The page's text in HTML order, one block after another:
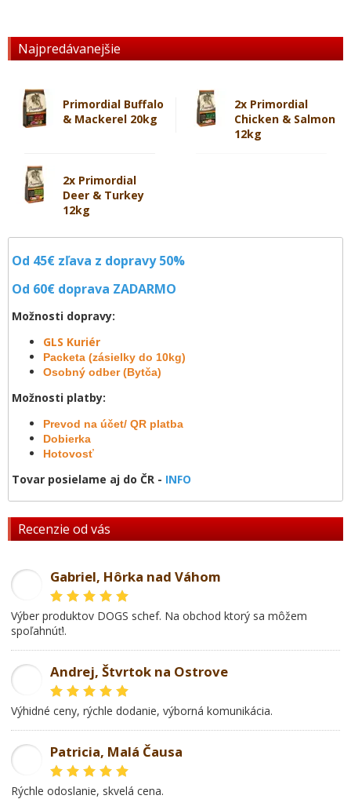
Od 45€ zľava z dopravy 50%
Od 60€ doprava ZADARMO
Možnosti dopravy:
GLS Kuriér
Packeta (zásielky do 10kg)
Osobný odber (Bytča)
Možnosti platby:
Prevod na účet/ QR platba
Dobierka
Hotovosť
Tovar posielame aj do ČR - INFO
Recenzie od vás
Gabriel, Hôrka nad Váhom
Výber produktov DOGS schef. Na obchod ktorý sa môžem
spoľahnúť!.
Andrej, Štvrtok na Ostrove
Výhidné ceny, rýchle dodanie, výborná komunikácia.
Patricia, Malá Čausa
rýchle odoslanie, skvelá cena.
Najpredávanejšie
Primordial Buffalo
& Mackerel 20kg
2x Primordial
Chicken & Salmon
12kg
2x Primordial
Deer & Turkey
12kg